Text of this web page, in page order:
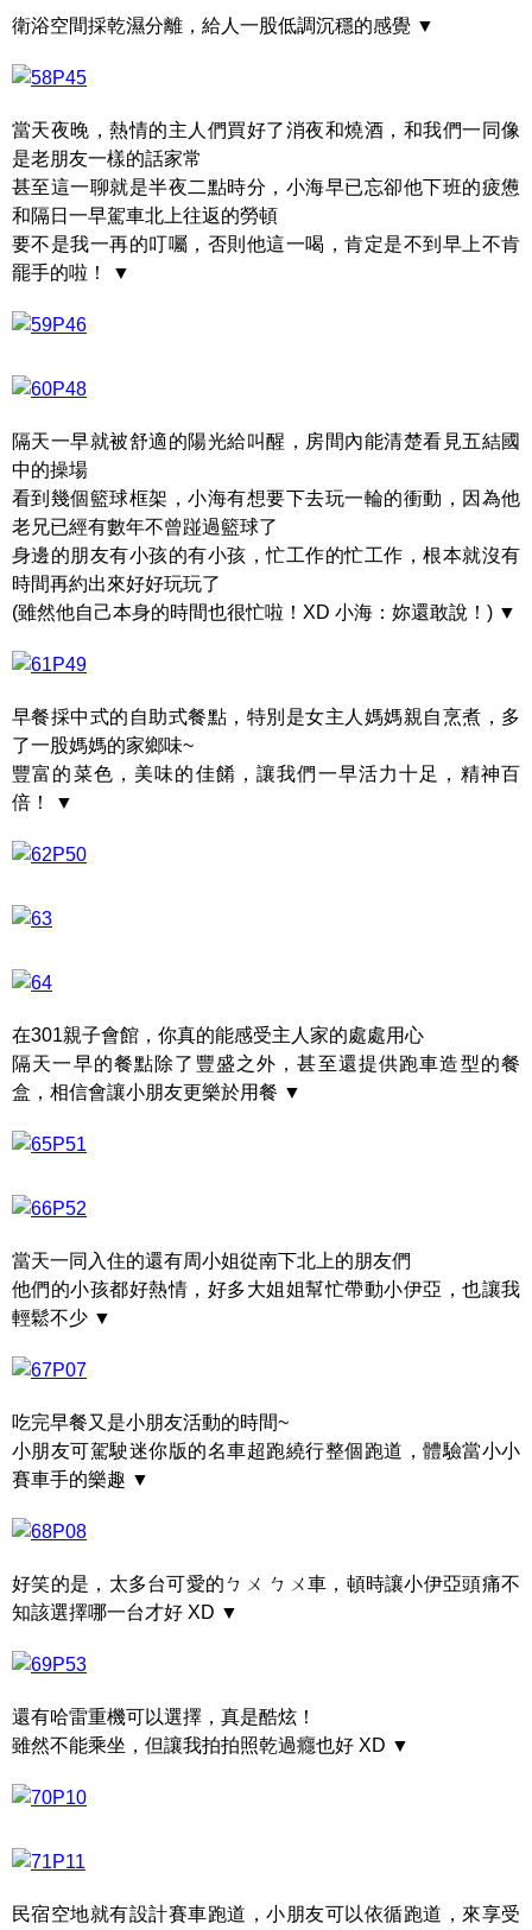
衛浴空間採乾濕分離，給人一股低調沉穩的感覺 ▼
當天夜晚，熱情的主人們買好了消夜和燒酒，和我們一同像
是老朋友一樣的話家常
甚至這一聊就是半夜二點時分，小海早已忘卻他下班的疲憊
和隔日一早駕車北上往返的勞頓
要不是我一再的叮囑，否則他這一喝，肯定是不到早上不肯
罷手的啦！ ▼
隔天一早就被舒適的陽光給叫醒，房間內能清楚看見五結國
中的操場
看到幾個籃球框架，小海有想要下去玩一輪的衝動，因為他
老兄已經有數年不曾踫過籃球了
身邊的朋友有小孩的有小孩，忙工作的忙工作，根本就沒有
時間再約出來好好玩玩了
(雖然他自己本身的時間也很忙啦！XD 小海：妳還敢說！) ▼
早餐採中式的自助式餐點，特別是女主人媽媽親自烹煮，多
了一股媽媽的家鄉味~
豐富的菜色，美味的佳餚，讓我們一早活力十足，精神百
倍！ ▼
在301親子會館，你真的能感受主人家的處處用心
隔天一早的餐點除了豐盛之外，甚至還提供跑車造型的餐
盒，相信會讓小朋友更樂於用餐 ▼
當天一同入住的還有周小姐從南下北上的朋友們
他們的小孩都好熱情，好多大姐姐幫忙帶動小伊亞，也讓我
輕鬆不少 ▼
吃完早餐又是小朋友活動的時間~
小朋友可駕駛迷你版的名車超跑繞行整個跑道，體驗當小小
賽車手的樂趣 ▼
好笑的是，太多台可愛的ㄅㄨ ㄅㄨ車，頓時讓小伊亞頭痛不
知該選擇哪一台才好 XD ▼
還有哈雷重機可以選擇，真是酷炫！
雖然不能乘坐，但讓我拍拍照乾過癮也好 XD ▼
民宿空地就有設計賽車跑道，小朋友可以依循跑道，來享受